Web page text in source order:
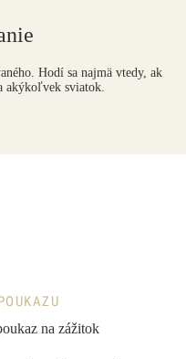
Hodí sa najmä vtedy, ak
akýkoľvek sviatok.
na zážitok